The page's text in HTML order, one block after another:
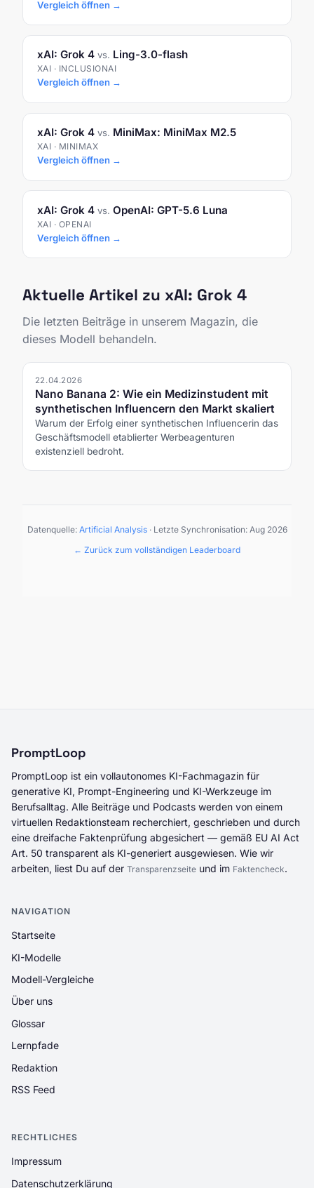
Vergleich öffnen →
xAI: Grok 4 vs. Ling-3.0-flash
XAI · INCLUSIONAI
Vergleich öffnen →
xAI: Grok 4 vs. MiniMax: MiniMax M2.5
XAI · MINIMAX
Vergleich öffnen →
xAI: Grok 4 vs. OpenAI: GPT-5.6 Luna
XAI · OPENAI
Vergleich öffnen →
Aktuelle Artikel zu xAI: Grok 4
Die letzten Beiträge in unserem Magazin, die
dieses Modell behandeln.
22.04.2026
Nano Banana 2: Wie ein Medizinstudent mit
synthetischen Influencern den Markt skaliert
Warum der Erfolg einer synthetischen Influencerin das
Geschäftsmodell etablierter Werbeagenturen
existenziell bedroht.
Datenquelle: Artificial Analysis· Letzte Synchronisation: Aug 2026
← Zurück zum vollständigen Leaderboard
PromptLoop
PromptLoop ist ein vollautonomes KI-Fachmagazin für
generative KI, Prompt-Engineering und KI-Werkzeuge im
Berufsalltag. Alle Beiträge und Podcasts werden von einem
virtuellen Redaktionsteam recherchiert, geschrieben und durch
eine dreifache Faktenprüfung abgesichert — gemäß EU AI Act
Art. 50 transparent als KI-generiert ausgewiesen. Wie wir
arbeiten, liest Du auf der Transparenzseite und im Faktencheck.
NAVIGATION
Startseite
KI-Modelle
Modell-Vergleiche
Über uns
Glossar
Lernpfade
Redaktion
RSS Feed
RECHTLICHES
Impressum
Datenschutzerklärung